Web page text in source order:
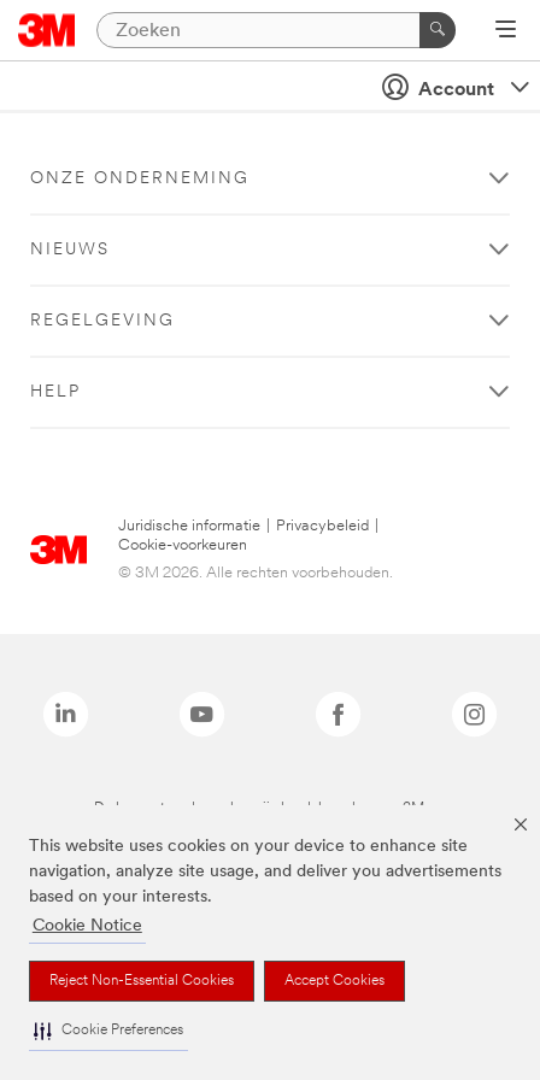
This website uses cookies on your device to enhance site
navigation, analyze site usage, and deliver you advertisements
based on your interests.
Cookie Notice
Reject Non-Essential Cookies Accept Cookies
Cookie Preferences
Account
ONZE ONDERNEMING
NIEUWS
REGELGEVING
HELP
Juridische informatie Privacybeleid
Cookie-voorkeuren
© 3M 2026. Alle rechten voorbehouden.
De bovenstaande merken zijn handelsmerken van 3M.we